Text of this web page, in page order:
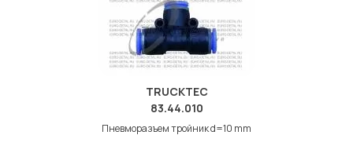
Мы продаем сертифицированные колодки тормозные
дисковые с гарантией от производителя TRUCKTEC.
TRUCKTEC
TRUCKTEC
83.44.010
Пневморазъем тройник d=10 mm